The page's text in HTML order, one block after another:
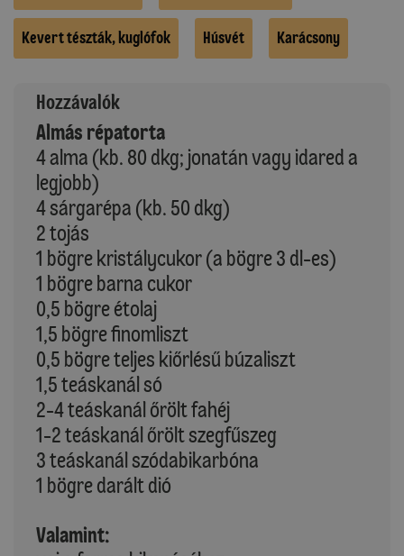
Kevert tészták, kuglófok Húsvét Karácsony
Hozzávalók
Almás répatorta
4 alma (kb. 80 dkg; jonatán vagy idared a
legjobb)
4 sárgarépa (kb. 50 dkg)
2 tojás
1 bögre kristálycukor (a bögre 3 dl-es)
1 bögre barna cukor
0,5 bögre étolaj
1,5 bögre finomliszt
0,5 bögre teljes kiőrlésű búzaliszt
1,5 teáskanál só
2-4 teáskanál őrölt fahéj
1-2 teáskanál őrölt szegfűszeg
3 teáskanál szódabikarbóna
1 bögre darált dió
Valamint: